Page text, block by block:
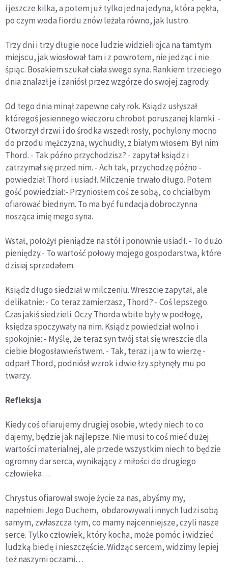
i jeszcze kilka, a potem już tylko jedna jedyna, która pękła,
po czym woda fiordu znów leżała równo, jak lustro.
Trzy dni i trzy długie noce ludzie widzieli ojca na tamtym
miejscu, jak wiosłował tam i z powrotem, nie jedząc i nie
śpiąc. Bosakiem szukał ciała swego syna. Rankiem trzeciego
dnia znalazł je i zaniósł przez wzgórze do swojej zagrody.
Od tego dnia minął zapewne cały rok. Ksiądz usłyszał
któregoś jesiennego wieczoru chrobot poruszanej klamki. -
Otworzył drzwi i do środka wszedł rosły, pochylony mocno
do przodu mężczyzna, wychudły, z białym włosem. Był nim
Thord. - Tak późno przychodzisz? - zapytał ksiądz i
zatrzymał się przed nim. - Ach tak, przychodzę późno -
powiedział Thord i usiadł. Milczenie trwało długo. Potem
gość powiedział:- Przyniosłem coś ze sobą, co chciałbym
ofiarować biednym. To ma być fundacja dobroczynna
nosząca imię mego syna.
Wstał, położył pieniądze na stół i ponownie usiadł. - To dużo
pieniędzy.- To wartość połowy mojego gospodarstwa, które
dzisiaj sprzedałem.
Ksiądz długo siedział w milczeniu. Wreszcie zapytał, ale
delikatnie: - Co teraz zamierzasz, Thord? - Coś lepszego.
Czas jakiś siedzieli. Oczy Thorda wbite były w podłogę,
księdza spoczywały na nim. Ksiądz powiedział wolno i
spokojnie: - Myślę, że teraz syn twój stał się wreszcie dla
ciebie błogosławieństwem. - Tak, teraz i ja w to wierzę -
odparł Thord, podniósł wzrok i dwie łzy spłynęły mu po
twarzy.
Refleksja
Kiedy coś ofiarujemy drugiej osobie, wtedy niech to co
dajemy, będzie jak najlepsze. Nie musi to coś mieć dużej
wartości materialnej, ale przede wszystkim niech to będzie
ogromny dar serca, wynikający z miłości do drugiego
człowieka…
Chrystus ofiarował swoje życie za nas, abyśmy my,
napełnieni Jego Duchem, obdarowywali innych ludzi sobą
samym, zwłaszcza tym, co mamy najcenniejsze, czyli nasze
serce. Tylko człowiek, który kocha, może pomóc i widzieć
ludzką biedę i nieszczęście. Widząc sercem, widzimy lepiej
też naszymi oczami…